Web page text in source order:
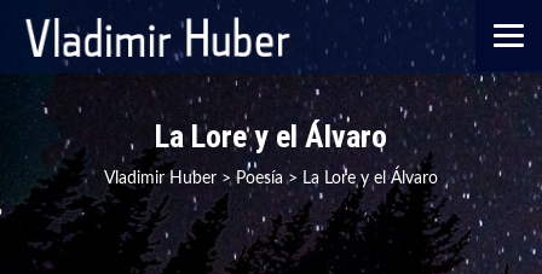
La Lore y el Álvaro
Vladimir Huber >Poesía > La Lore y el Álvaro